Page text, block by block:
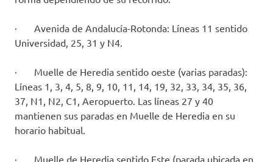
· Avenida de Andalucía-Rotonda: Líneas 11 sentido
Universidad, 25, 31 y N4.
· Muelle de Heredia sentido oeste (varias paradas):
Líneas 1, 3, 4, 5, 8, 9, 10, 11, 14, 19, 32, 33, 34, 35, 36,
37, N1, N2, C1, Aeropuerto. Las líneas 27 y 40
mantienen sus paradas en Muelle de Heredia en su
horario habitual.
· Muelle de Heredia sentido Este (parada ubicada en